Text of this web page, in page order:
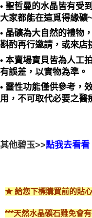
• 聖哲曼的水晶皆有受
大家都能在這覓得緣礦~
• 晶礦為大自然的禮物
斟酌再行邀請，或來店
• 本賣場寶貝皆為人工
有誤差，以實物為準。
• 靈性功能僅供參考，
用，不可取代必要之醫
其他碧玉>>點我去看看
★ 給您下標購買前的貼
***天然水晶礦石難免會